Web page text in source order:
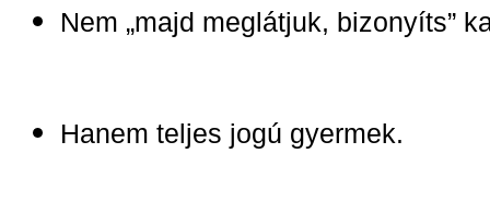
Nem „majd meglátjuk, bizonyíts”
Hanem teljes jogú gyermek.